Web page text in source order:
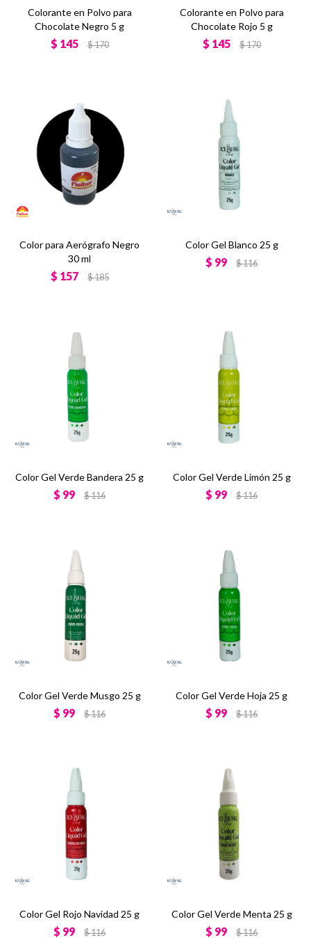
Colorante en Polvo para
Chocolate Negro 5 g
$ 145 $170
Colorante en Polvo para
Chocolate Rojo 5 g
$ 145 $170
Color para Aerógrafo Negro
30 ml
$ 157 $185
Color Gel Blanco 25 g
$ 99 $116
Color Gel Verde Bandera 25 g
$ 99 $116
Color Gel Verde Limón 25 g
$ 99 $116
Color Gel Verde Musgo 25 g
$ 99 $116
Color Gel Verde Hoja 25 g
$ 99 $116
Color Gel Rojo Navidad 25 g
$ 99 $116
Color Gel Verde Menta 25 g
$ 99 $116